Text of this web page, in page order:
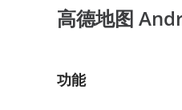
高德地图
功能